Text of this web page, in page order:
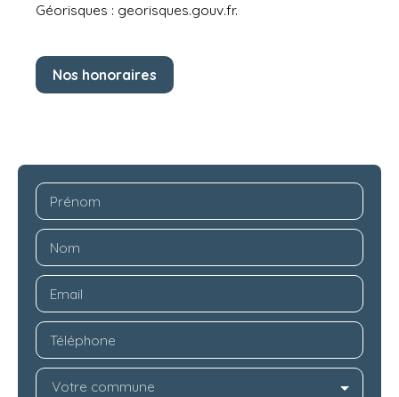
Géorisques : georisques.gouv.fr.
Nos honoraires
Prénom
Nom
Email
Téléphone
Votre commune